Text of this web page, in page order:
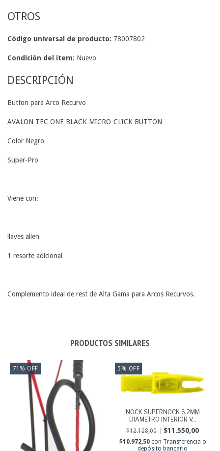
OTROS
Código universal de producto: 78007802
Condición del ítem: Nuevo
DESCRIPCIÓN
Button para Arco Recurvo
AVALON TEC ONE BLACK MICRO-CLICK BUTTON
Color Negro
Super-Pro
Viene con:
llaves allen
1 resorte adicional
Complemento ideal de rest de Alta Gama para Arcos Recurvos.
PRODUCTOS SIMILARES
71 % OFF 5 % OFF
NOCK SUPERNOCK 6.2MM
DIAMETRO INTERIOR V...
$12.128,00 $11.550,00
$10.972,50 con Transferencia o
depósito bancario